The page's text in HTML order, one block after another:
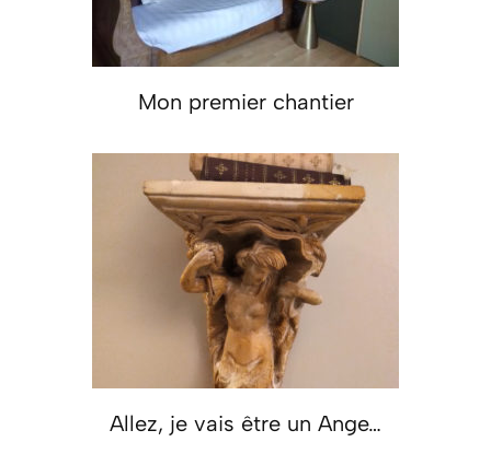
Mon premier chantier
Allez, je vais être un Ange…